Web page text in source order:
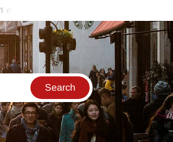
d’euros ?